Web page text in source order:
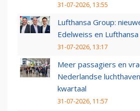
31-07-2026, 13:55
Lufthansa Group:
Edelweiss en
31-07-2026, 13:17
Meer passagiers en
Nederlandse
kwartaal
31-07-2026, 11:57